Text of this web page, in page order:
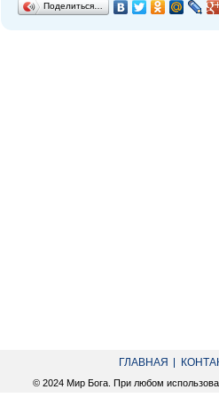
Поделиться…
ГЛАВНАЯ
© 2024 Мир Бога. При любом